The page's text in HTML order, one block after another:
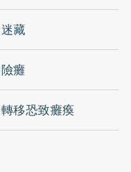
藏
癱
移恐致癱瘓